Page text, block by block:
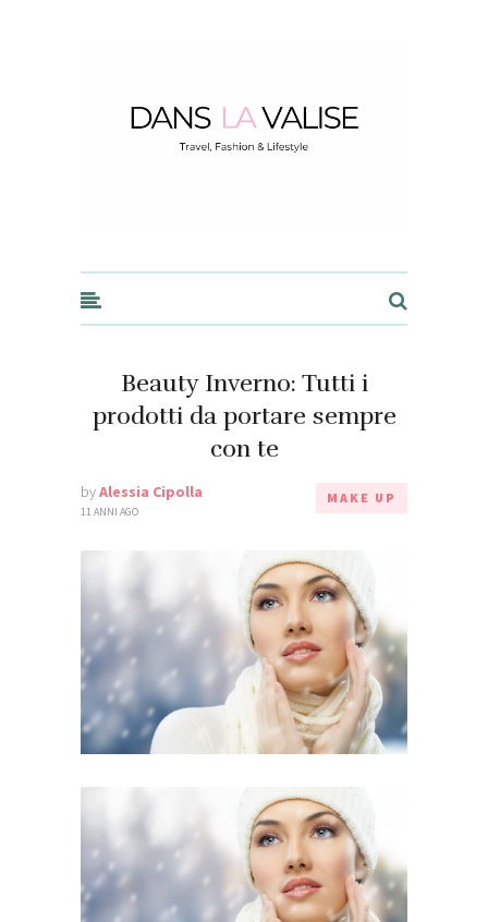
Beauty Inverno: Tutti i
prodotti da portare sempre
con te
byAlessia Cipolla
11 ANNI AGO
MAKE UP